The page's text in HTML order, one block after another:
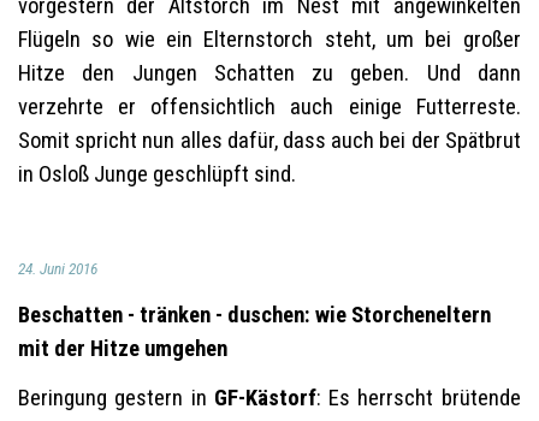
vorgestern der Altstorch im Nest mit angewinkelten
Flügeln so wie ein Elternstorch steht, um bei großer
Hitze den Jungen Schatten zu geben. Und dann
verzehrte er offensichtlich auch einige Futterreste.
Somit spricht nun alles dafür, dass auch bei der Spätbrut
in Osloß Junge geschlüpft sind.
24. Juni 2016
Beschatten - tränken - duschen: wie Storcheneltern
mit der Hitze umgehen
Beringung gestern in GF-Kästorf: Es herrscht brütende